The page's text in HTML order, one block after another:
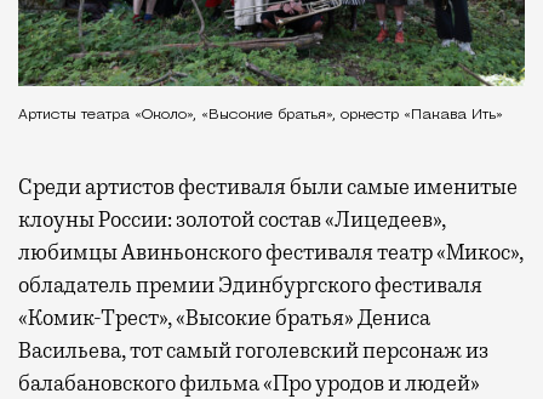
Артисты театра «Около», «Высокие братья», оркестр «Пакава Ить»
Среди артистов фестиваля были самые именитые
клоуны России: золотой состав «Лицедеев»,
любимцы Авиньонского фестиваля театр «Микос»,
обладатель премии Эдинбургского фестиваля
«Комик-Трест», «Высокие братья» Дениса
Васильева, тот самый гоголевский персонаж из
балабановского фильма «Про уродов и людей»